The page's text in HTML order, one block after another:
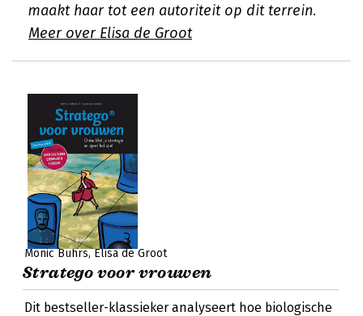
maakt haar tot een autoriteit op dit terrein.
Meer over Elisa de Groot
Monic Bührs Elisa de Groot
Stratego voor vrouwen
Dit bestseller-klassieker analyseert hoe biologische